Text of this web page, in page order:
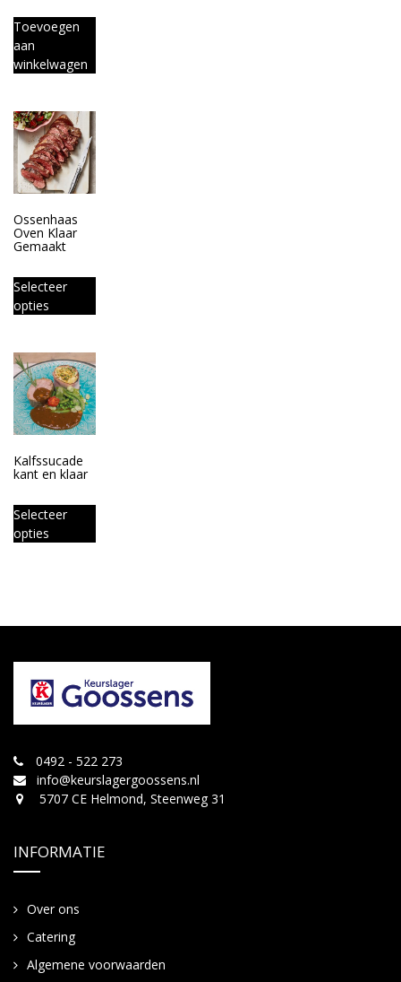
Toevoegen
aan
winkelwagen
Ossenhaas
Oven Klaar
Gemaakt
Selecteer
opties
Kalfssucade
kant en klaar
Selecteer
opties
0492 - 522 273
info@keurslagergoossens.nl
5707 CE Helmond, Steenweg 31
INFORMATIE
Over ons
Catering
Algemene voorwaarden